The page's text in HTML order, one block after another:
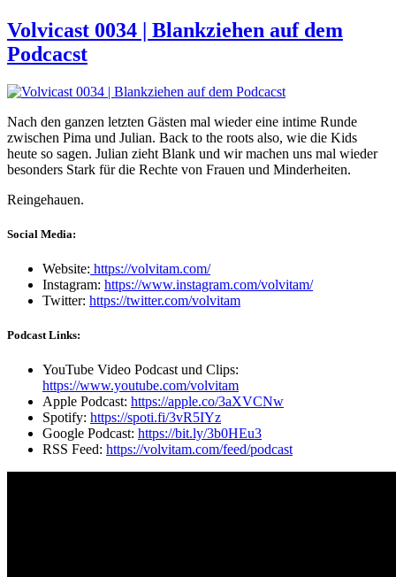
Volvicast 0034 | Blankziehen auf dem
Podcacst
Nach den ganzen letzten Gästen mal wieder eine intime Runde
zwischen Pima und Julian. Back to the roots also, wie die Kids
heute so sagen. Julian zieht Blank und wir machen uns mal wieder
besonders Stark für die Rechte von Frauen und Minderheiten.
Reingehauen.
Social Media:
Website: https://volvitam.com/
Instagram: https://www.instagram.com/volvitam/
Twitter: https://twitter.com/volvitam
Podcast Links:
YouTube Video Podcast und Clips:
https://www.youtube.com/volvitam
Apple Podcast: https://apple.co/3aXVCNw
Spotify: https://spoti.fi/3vR5IYz
Google Podcast: https://bit.ly/3b0HEu3
RSS Feed: https://volvitam.com/feed/podcast